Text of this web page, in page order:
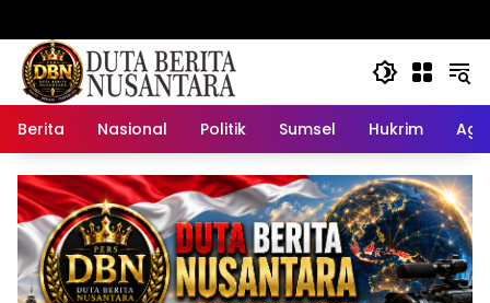
Berita Nasional Politik Sumsel Hukrim